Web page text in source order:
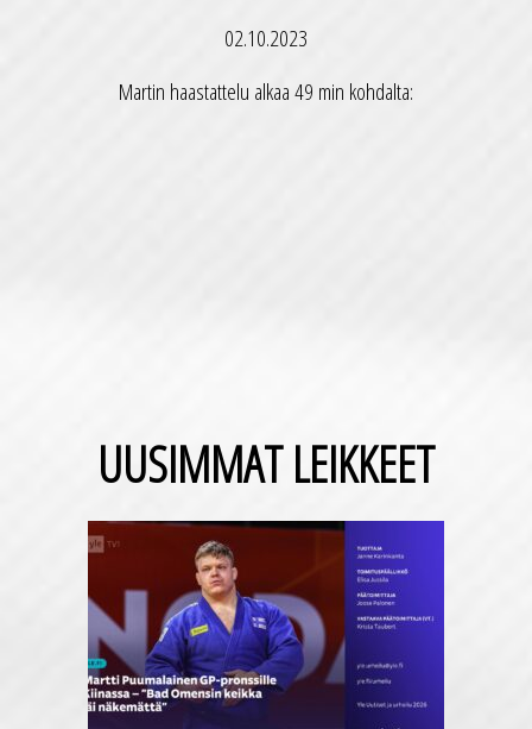
02.10.2023
Martin haastattelu alkaa 49 min kohdalta:
UUSIMMAT LEIKKEET